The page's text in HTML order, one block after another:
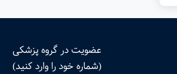
عضویت در گروه پزشکی
(شماره خود را وارد کنید)